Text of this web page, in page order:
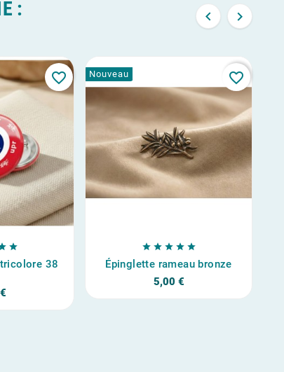
:  

38
favorite_border Nouveau
    
Épinglette rameau bronze
5,00 €
favorite_border